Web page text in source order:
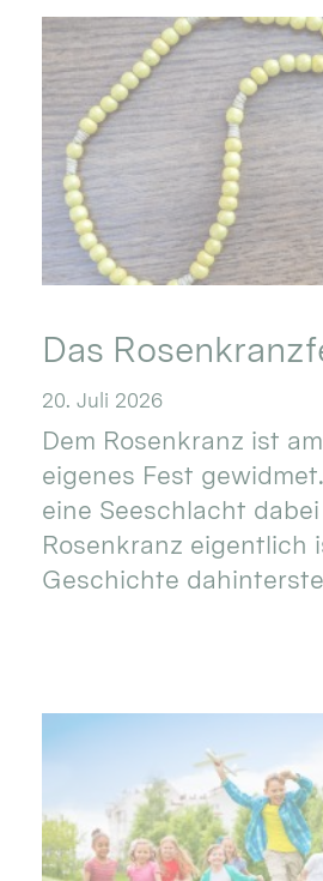
Das
20. Juli 2026
Dem Rosenkranz ist
eigenes Fest
eine Seeschlacht
Rosenkranz eigentlich
Geschichte